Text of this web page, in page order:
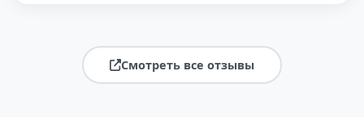
Смотреть все отзывы